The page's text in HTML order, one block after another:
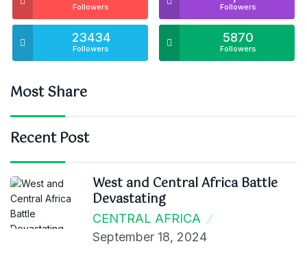
Followers Followers
23434
Followers
5870
Followers
Most Share
Recent Post
West and Central Africa Battle
Devastating
CENTRAL AFRICA
September 18, 2024